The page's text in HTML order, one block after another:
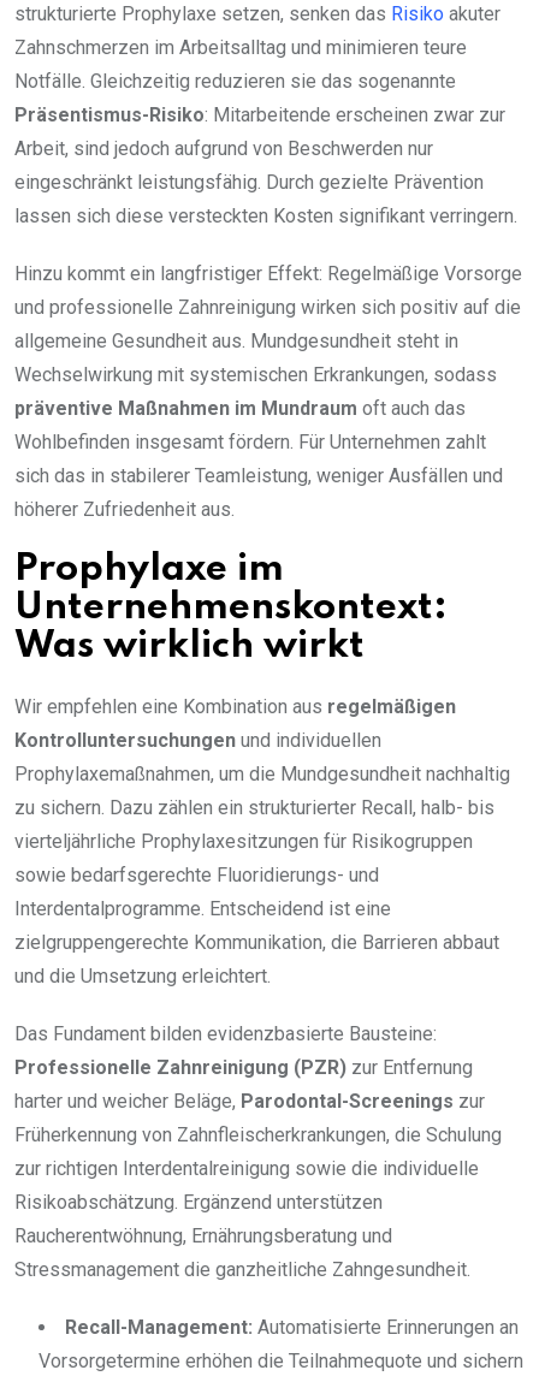
strukturierte Prophylaxe setzen, senken das Risiko akuter
Zahnschmerzen im Arbeitsalltag und minimieren teure
Notfälle. Gleichzeitig reduzieren sie das sogenannte
Präsentismus-Risiko: Mitarbeitende erscheinen zwar zur
Arbeit, sind jedoch aufgrund von Beschwerden nur
eingeschränkt leistungsfähig. Durch gezielte Prävention
lassen sich diese versteckten Kosten signifikant verringern.
Hinzu kommt ein langfristiger Effekt: Regelmäßige Vorsorge
und professionelle Zahnreinigung wirken sich positiv auf die
allgemeine Gesundheit aus. Mundgesundheit steht in
Wechselwirkung mit systemischen Erkrankungen, sodass
präventive Maßnahmen im Mundraum oft auch das
Wohlbefinden insgesamt fördern. Für Unternehmen zahlt
sich das in stabilerer Teamleistung, weniger Ausfällen und
höherer Zufriedenheit aus.
Prophylaxe im
Unternehmenskontext:
Was wirklich wirkt
Wir empfehlen eine Kombination aus regelmäßigen
Kontrolluntersuchungen und individuellen
Prophylaxemaßnahmen, um die Mundgesundheit nachhaltig
zu sichern. Dazu zählen ein strukturierter Recall, halb- bis
vierteljährliche Prophylaxesitzungen für Risikogruppen
sowie bedarfsgerechte Fluoridierungs- und
Interdentalprogramme. Entscheidend ist eine
zielgruppengerechte Kommunikation, die Barrieren abbaut
und die Umsetzung erleichtert.
Das Fundament bilden evidenzbasierte Bausteine:
Professionelle Zahnreinigung (PZR) zur Entfernung
harter und weicher Beläge, Parodontal-Screenings zur
Früherkennung von Zahnfleischerkrankungen, die Schulung
zur richtigen Interdentalreinigung sowie die individuelle
Risikoabschätzung. Ergänzend unterstützen
Raucherentwöhnung, Ernährungsberatung und
Stressmanagement die ganzheitliche Zahngesundheit.
Recall-Management: Automatisierte Erinnerungen an
Vorsorgetermine erhöhen die Teilnahmequote und sichern